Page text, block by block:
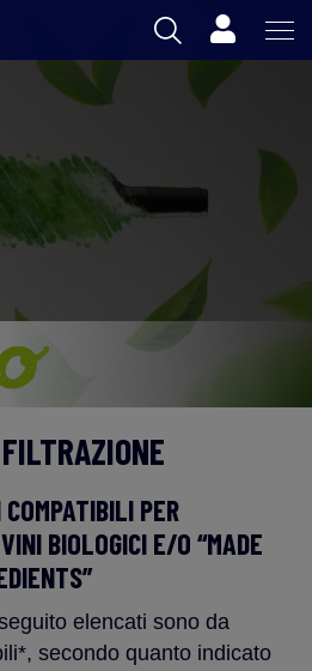
PER
BIOLOGICI E/O “MADE
elencati sono da
secondo quanto indicato